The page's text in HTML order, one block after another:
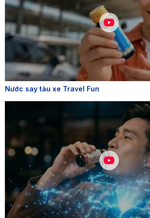
Nước say tàu xe Travel Fun